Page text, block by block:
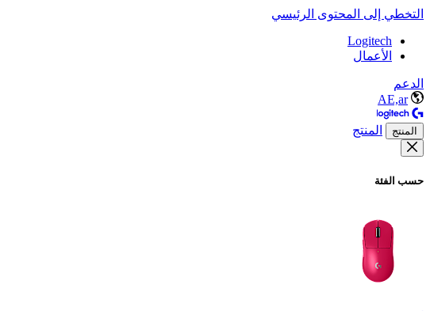
التخطي إلى المحتوى الرئيسي
Logitech
الأعمال
الدعم
AE,ar
المنتج المنتج
حسب الفئة